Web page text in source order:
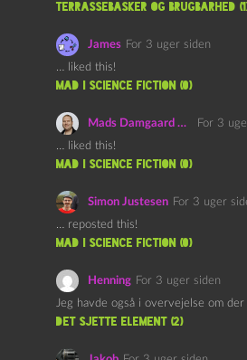
Terrassebasker og Brugbarhed
James For 3 uger siden
… liked this!
mad i science fiction (0)
Mads Damgaard Mortensen (Å)
For 3
… liked this!
mad i science fiction (0)
Simon Justesen For 3 uger
… reposted this!
mad i science fiction (0)
Henning For 3 uger siden
det sjette element (2)